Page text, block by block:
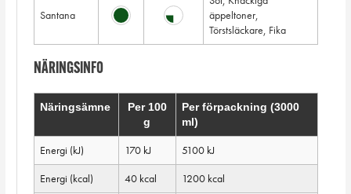
Santana
äppeltoner,
Törstsläckare, Fika
NÄRINGSINFO
Näringsämne
Per 100
g
Per förpackning (3000
ml)
Energi (kJ) 170 kJ
5100 kJ
Energi (kcal)
40 kcal
1200 kcal